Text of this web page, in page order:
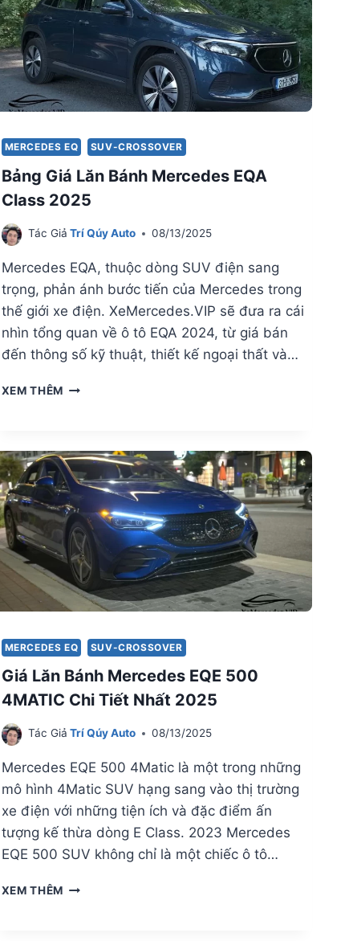
MERCEDES EQ SUV-CROSSOVER
Bảng Giá Lăn Bánh Mercedes EQA
Class 2025
Tác Giả Trí Qúy Auto 08/13/2025
Mercedes EQA, thuộc dòng SUV điện sang
trọng, phản ánh bước tiến của Mercedes trong
thế giới xe điện. XeMercedes.VIP sẽ đưa ra cái
nhìn tổng quan về ô tô EQA 2024, từ giá bán
đến thông số kỹ thuật, thiết kế ngoại thất và…
XEM THÊM BẢNG
MERCEDES
EQA
CLASS
2025
MERCEDES EQ SUV-CROSSOVER
Giá Lăn Bánh Mercedes EQE 500
4MATIC Chi Tiết Nhất 2025
Tác Giả Trí Qúy Auto 08/13/2025
Mercedes EQE 500 4Matic là một trong những
mô hình 4Matic SUV hạng sang vào thị trường
xe điện với những tiện ích và đặc điểm ấn
tượng kế thừa dòng E Class. 2023 Mercedes
EQE 500 SUV không chỉ là một chiếc ô tô…
XEM THÊM GIÁ